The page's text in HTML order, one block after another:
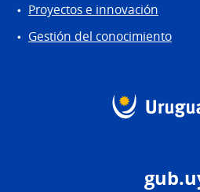
Proyectos e innovación
Gestión del conocimiento